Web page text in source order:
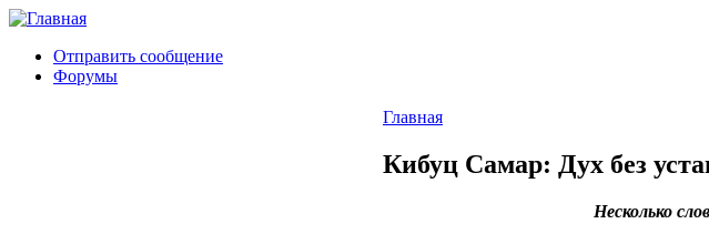
Отправить сообщение
Форумы
Главная
Кибуц Самар: Дух без
Несколько